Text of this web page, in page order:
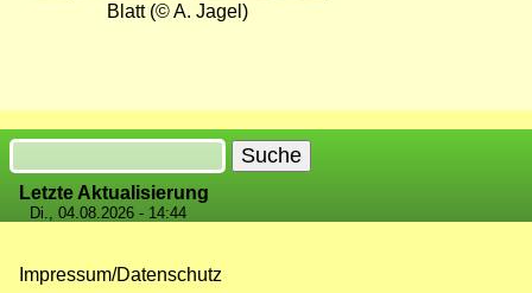
Blatt (© A. Jagel)
Suche
Letzte Aktualisierung
Di., 04.08.2026 - 14:44
Impressum/Datenschutz